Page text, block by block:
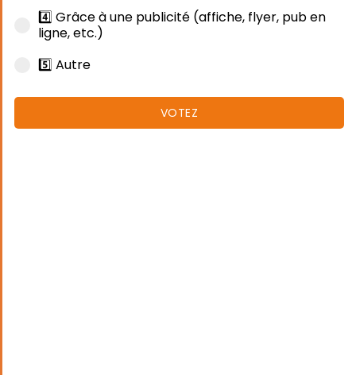
4️⃣ Grâce à une publicité (affiche, flyer, pub en
ligne, etc.)
5️⃣ Autre
VOTEZ